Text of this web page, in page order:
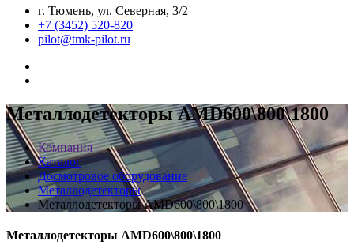
г. Тюмень, ул. Северная, 3/2
+7 (3452) 520-820
pilot@tmk-pilot.ru
Металлодетекторы AMD600\800\1800
Компания
Каталог
Досмотровое оборудование
Металлодетекторы
Металлодетекторы AMD600\800\1800
Металлодетекторы AMD600\800\1800